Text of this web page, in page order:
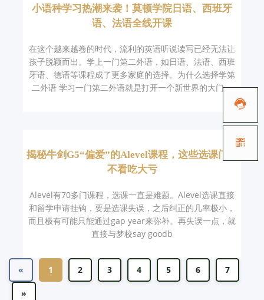
小语种学习热潮来袭！莫顿学院日语、西班牙
语、法语全线开课
在这个越来越卷的时代，流利的英语听说读写已经无法让
孩子脱颖而出。学上一门第二外语，如日语、法语、西班
牙语、德语等课程成了更多家庭的选择。为什么选择学第
二外语 学习一门第二外语就是打开一个新世界的大门。
揭秘牛剑G5“偏爱”的Alevel课程，这些选课门道
不看吃大亏
Alevel有70多门课程，选课一直是难题。Alevel选课直接
和留学申请挂钩，要是选课失误，之后纠正的几率极小，
而且极有可能只能通过gap year来弥补。再失误一点，就
直接与梦校say goodb
« 1 2 3 4 5 6 7
»

